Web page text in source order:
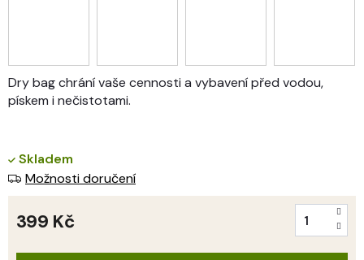
Dry bag chrání vaše cennosti a vybavení před vodou,
pískem i nečistotami.
Skladem
Možnosti doručení
399 Kč